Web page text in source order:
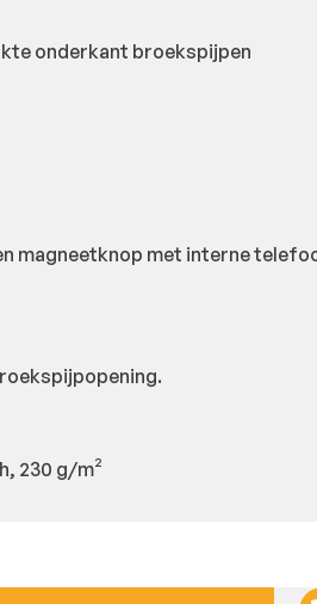
onderkant broekspijpen
magneetknop met interne
230 g/m²